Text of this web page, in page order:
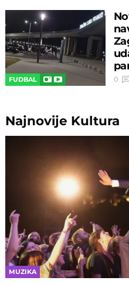
FUDBAL 0
Najnovije Kultura
MUZIKA